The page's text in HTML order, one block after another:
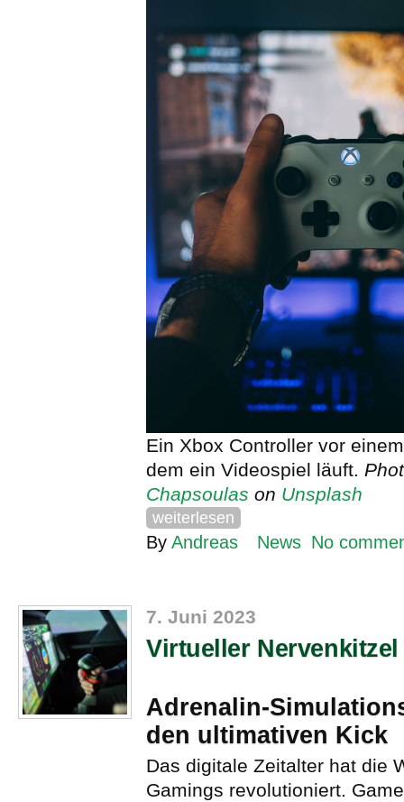
Ein Xbox Controller vor
dem ein Videospiel läuft.
Chapsoulas on Unsplash
weiterlesen
By Andreas News No
7. Juni 2023
Virtueller Nervenkitzel
Adrenalin-
den ultimativen Kick
Das digitale Zeitalter hat die
Gamings revolutioniert.